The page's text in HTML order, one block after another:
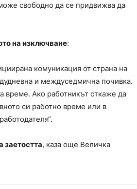
свободно да се придвижва да
на изключване:
комуникация от страна на
и междуседмична почивка.
време. Ако работникът откаже да
си работно време или в
заетостта, каза още Величка